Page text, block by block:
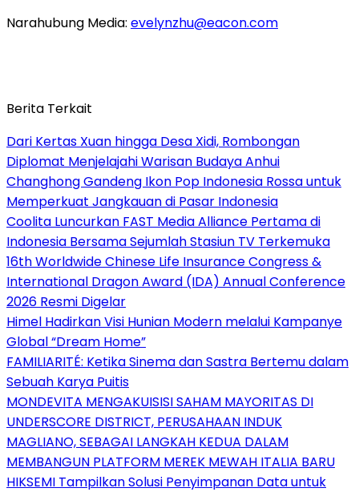
Narahubung Media: evelynzhu@eacon.com
Berita Terkait
Dari Kertas Xuan hingga Desa Xidi, Rombongan
Diplomat Menjelajahi Warisan Budaya Anhui
Changhong Gandeng Ikon Pop Indonesia Rossa untuk
Memperkuat Jangkauan di Pasar Indonesia
Coolita Luncurkan FAST Media Alliance Pertama di
Indonesia Bersama Sejumlah Stasiun TV Terkemuka
16th Worldwide Chinese Life Insurance Congress &
International Dragon Award (IDA) Annual Conference
2026 Resmi Digelar
Himel Hadirkan Visi Hunian Modern melalui Kampanye
Global “Dream Home”
FAMILIARITÉ: Ketika Sinema dan Sastra Bertemu dalam
Sebuah Karya Puitis
MONDEVITA MENGAKUISISI SAHAM MAYORITAS DI
UNDERSCORE DISTRICT, PERUSAHAAN INDUK
MAGLIANO, SEBAGAI LANGKAH KEDUA DALAM
MEMBANGUN PLATFORM MEREK MEWAH ITALIA BARU
HIKSEMI Tampilkan Solusi Penyimpanan Data untuk